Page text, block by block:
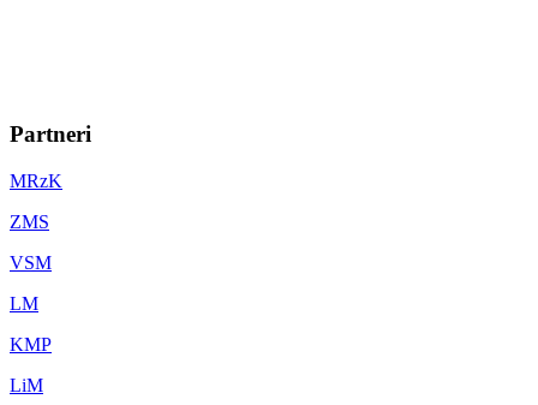
Partneri
MRzK
ZMS
VSM
LM
KMP
LiM